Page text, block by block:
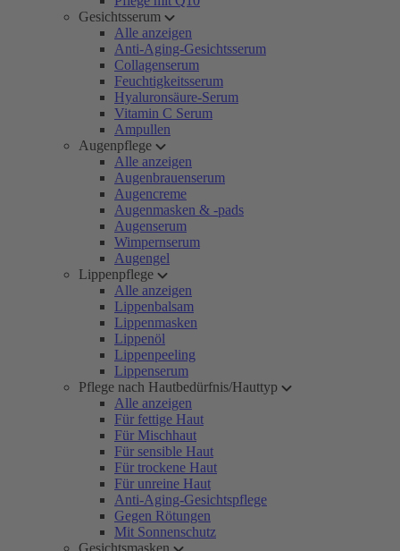
Gesichtsserum
Alle anzeigen
Anti-Aging-Gesichtsserum
Collagenserum
Feuchtigkeitsserum
Hyaluronsäure-Serum
Vitamin C Serum
Ampullen
Augenpflege
Alle anzeigen
Augenbrauenserum
Augencreme
Augenmasken & -pads
Augenserum
Wimpernserum
Augengel
Lippenpflege
Alle anzeigen
Lippenbalsam
Lippenmasken
Lippenöl
Lippenpeeling
Lippenserum
Pflege nach Hautbedürfnis/Hauttyp
Alle anzeigen
Für fettige Haut
Für Mischhaut
Für sensible Haut
Für trockene Haut
Für unreine Haut
Anti-Aging-Gesichtspflege
Gegen Rötungen
Mit Sonnenschutz
Gesichtsmasken